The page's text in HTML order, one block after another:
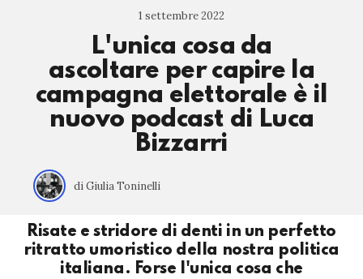
1 settembre 2022
L'unica cosa da
ascoltare per capire la
campagna elettorale è il
nuovo podcast di Luca
Bizzarri
di Giulia Toninelli
Risate e stridore di denti in un perfetto
ritratto umoristico della nostra politica
italiana. Forse l'unica cosa che